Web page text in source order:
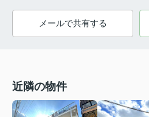
メールで共有する
近隣の物件